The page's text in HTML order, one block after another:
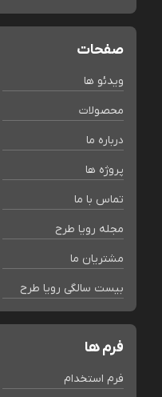
صفحات
ویدئو ها
محصولات
درباره ما
پروژه ها
تماس با ما
مجله رویا طرح
مشتریان ما
بیست سالگی رویا طرح
فرم ها
فرم استخدام